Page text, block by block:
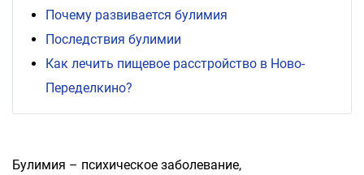
Почему развивается булимия
Последствия булимии
Как лечить пищевое расстройство в Ново-
Переделкино?
Булимия – психическое заболевание,